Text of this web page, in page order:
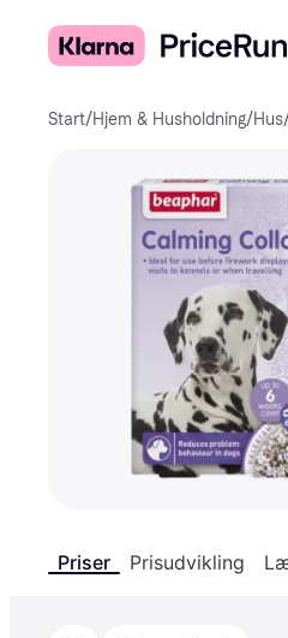
Start/Hjem & Husholdning/Hus
Priser Prisudvikling